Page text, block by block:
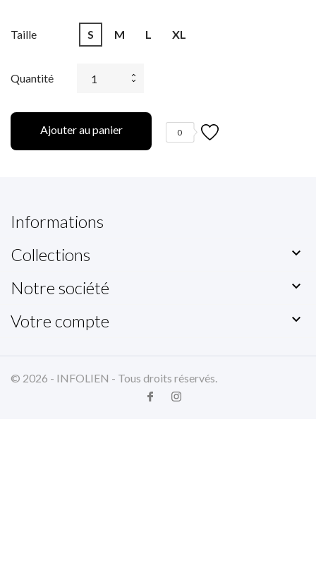
Taille S M L XL
Quantité
Ajouter au panier 0
Informations
Collections

Notre société 
Votre compte 
© 2026 - INFOLIEN - Tous droits réservés.